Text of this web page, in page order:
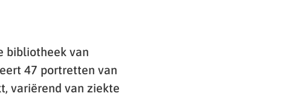
bibliotheek van
47 portretten van
variërend van ziekte